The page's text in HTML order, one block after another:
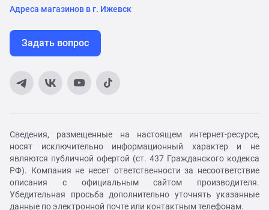
Адреса магазинов в г. Ижевск
Задать вопрос
Сведения, размещенные на настоящем интернет-ресурсе,
носят исключительно информационный характер и не
являются публичной офертой (ст. 437 Гражданского кодекса
РФ). Компания не несет ответственности за несоответствие
описания с официальным сайтом производителя.
Убедительная просьба дополнительно уточнять указанные
данные по электронной почте или контактным телефонам.